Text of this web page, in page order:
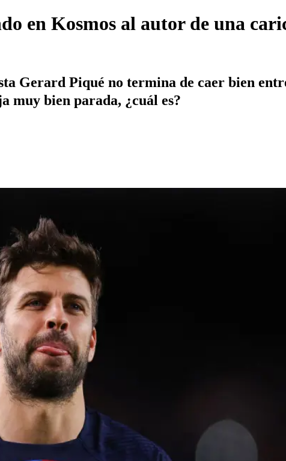
en Kosmos al autor de una
Gerard Piqué no termina de caer bien
muy bien parada, ¿cuál es?